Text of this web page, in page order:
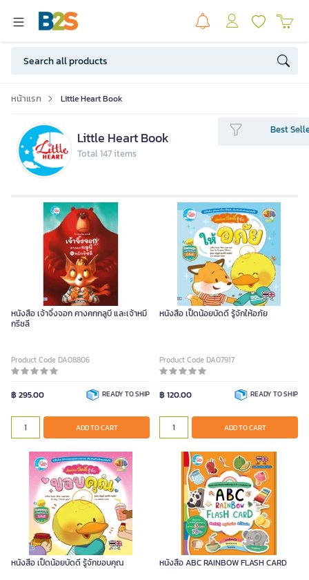
หน้าแรก Little Heart Book
Little Heart Book
Total 147 items
Best
หนังสือ เจ้าจิ้งจอก คางคกกลูบี และเจ้าหมี
กรีซลี
Product Code DA08806
฿ 295.00 READY TO SHIP
ADD TO CART
หนังสือ เป็ดน้อยบัดดี้ รู้จักให้อภัย
Product Code DA07917
฿ 120.00 READY TO SHIP
ADD TO CART
หนังสือ เป็ดน้อยบัดดี้ รู้จักขอบคุณ หนังสือ ABC RAINBOW FLASH CARD